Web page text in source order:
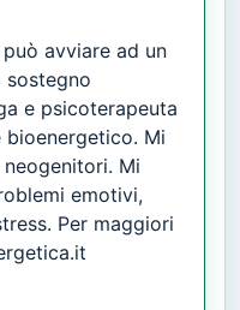
avviare ad un
e psicoterapeuta
Mi
Mi
emotivi,
Per maggiori